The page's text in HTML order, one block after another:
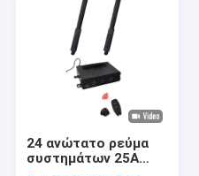
24 ανώτατο ρεύμα
συστημάτων 25A